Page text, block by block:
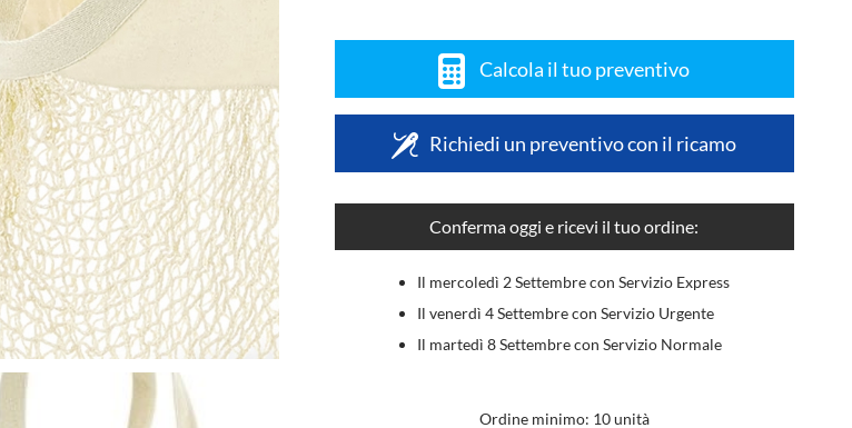
Calcola il tuo preventivo
Richiedi un preventivo con il ricamo
Conferma oggi e ricevi il tuo ordine:
Il mercoledì 2 Settembre con Servizio Express
Il venerdì 4 Settembre con Servizio Urgente
Il martedì 8 Settembre con Servizio Normale
Ordine minimo: 10 unità